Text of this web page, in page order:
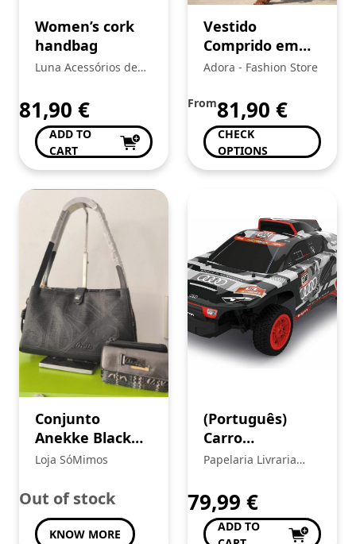
Women’s cork
handbag
Luna Acessórios de
81,90 €
ADD TO
CART
Vestido
Comprido em
Ganga para
Adora - Fashion Store
From81,90 €
CHECK
OPTIONS
Conjunto
Anekke Black
Deluxe
Loja SóMimos
Out of stock
KNOW MORE
(Português)
Carro
Telecomandado
AUDI RS Q E-
tron
Papelaria Livraria
79,99 €
ADD TO